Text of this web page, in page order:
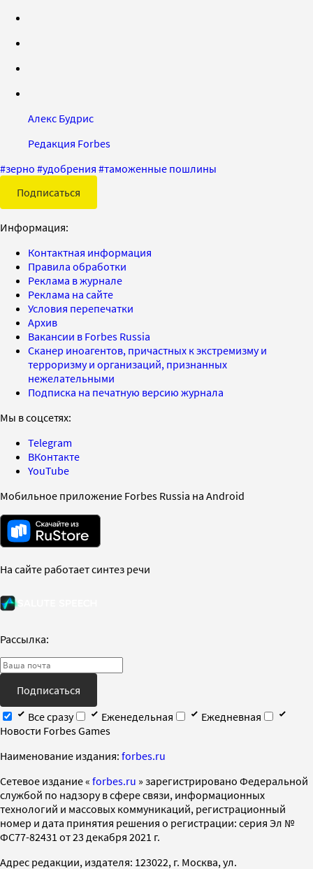
Алекс Будрис
Редакция Forbes
#зерно #удобрения #таможенные пошлины
Подписаться
Информация:
Контактная информация
Правила обработки
Реклама в журнале
Реклама на сайте
Условия перепечатки
Архив
Вакансии в Forbes Russia
Сканер иноагентов, причастных к экстремизму и
терроризму и организаций, признанных
нежелательными
Подписка на печатную версию журнала
Мы в соцсетях:
Telegram
ВКонтакте
YouTube
Мобильное приложение Forbes Russia на Android
На сайте работает синтез речи
Рассылка:
Подписаться
Все сразу
Еженедельная
Ежедневная
Новости Forbes Games
Наименование издания: forbes.ru
Cетевое издание « forbes.ru » зарегистрировано Федеральной
службой по надзору в сфере связи, информационных
технологий и массовых коммуникаций, регистрационный
номер и дата принятия решения о регистрации: серия Эл №
ФС77-82431 от 23 декабря 2021 г.
Адрес редакции, издателя: 123022, г. Москва, ул.